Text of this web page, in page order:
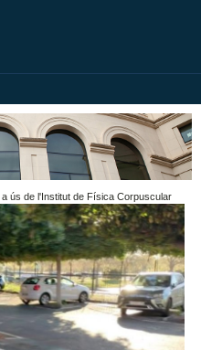
ús de l'Institut de Física Corpuscular